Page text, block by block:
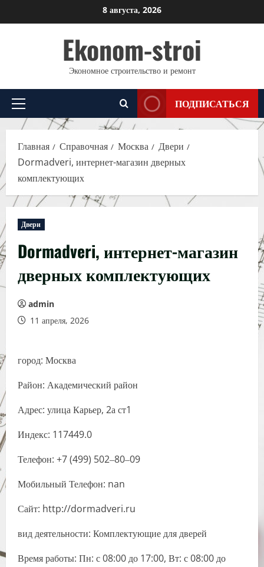
к
8 августа, 2026
Ekonom-stroi
Экономное строительство и ремонт
Основное
меню
ПОДПИСАТЬСЯ
Главная Справочная Москва
Двери
Dormadveri, интернет-магазин дверных
комплектующих
Двери
Dormadveri, интернет-магазин
дверных комплектующих
admin
11 апреля, 2026
город: Москва
Район: Академический район
Адрес: улица Карьер, 2а ст1
Индекс: 117449.0
Телефон: +7 (499) 502‒80‒09
Мобильный Телефон: nan
Сайт: http://dormadveri.ru
вид деятельности: Комплектующие для дверей
Время работы: Пн: с 08:00 до 17:00, Вт: с 08:00 до